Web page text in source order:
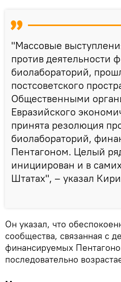
"Массовые
против
биолабораторий,
постсоветского
Общественными
Евразийского
принята резолюция
биолабораторий,
Пентагоном. Целый
инициирован и в
Штатах", – указал
Он указал, что
сообщества, связанная с
финансируемых
последовательно